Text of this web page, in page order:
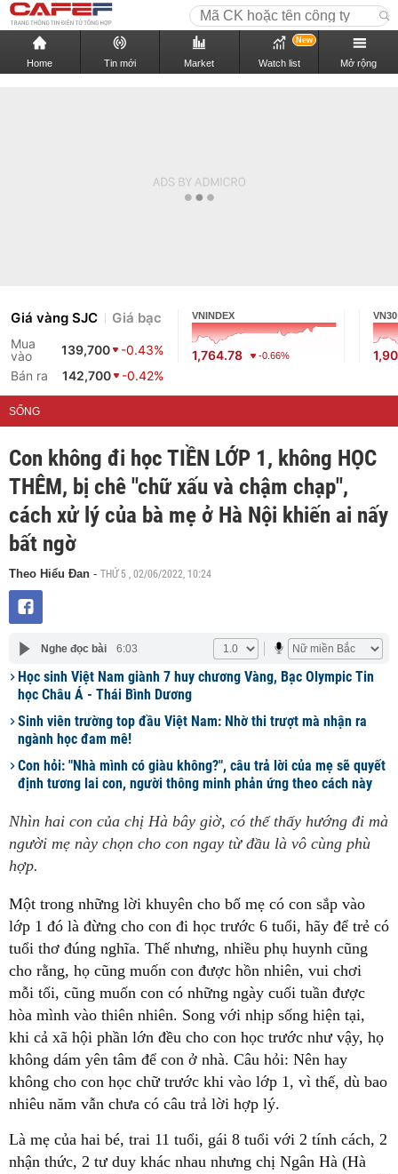
Home Tin mới Market Watch list
New
Mở rộng
Giá vàng SJC Giá bạc
Mua
vào
139,700
-0.43%
Bán ra
142,700 -0.42%
VNINDEX
1,764.78 -0.66%
VN30
SỐNG
Con không đi học TIỀN LỚP 1, không HỌC
THÊM, bị chê "chữ xấu và chậm chạp",
cách xử lý của bà mẹ ở Hà Nội khiến ai nấy
bất ngờ
Theo Hiểu Đan - THỨ 5 , 02/06/2022, 10:24
Nghe đọc bài 6:03
Học sinh Việt Nam giành 7 huy chương Vàng, Bạc Olympic Tin
học Châu Á - Thái Bình Dương
Sinh viên trường top đầu Việt Nam: Nhờ thi trượt mà nhận ra
ngành học đam mê!
Con hỏi: "Nhà mình có giàu không?", câu trả lời của mẹ sẽ quyết
định tương lai con, người thông minh phản ứng theo cách này
Nhìn hai con của chị Hà bây giờ, có thể thấy hướng đi mà
người mẹ này chọn cho con ngay từ đầu là vô cùng phù
hợp.
Một trong những lời khuyên cho bố mẹ có con sắp vào
lớp 1 đó là đừng cho con đi học trước 6 tuổi, hãy để trẻ có
tuổi thơ đúng nghĩa. Thế nhưng, nhiều phụ huynh cũng
cho rằng, họ cũng muốn con được hồn nhiên, vui chơi
mỗi tối, cũng muốn con có những ngày cuối tuần được
hòa mình vào thiên nhiên. Song với nhịp sống hiện tại,
khi cả xã hội phần lớn đều cho con học trước như vậy, họ
không dám yên tâm để con ở nhà. Câu hỏi: Nên hay
không cho con học chữ trước khi vào lớp 1, vì thế, dù bao
nhiêu năm vẫn chưa có câu trả lời hợp lý.
Là mẹ của hai bé, trai 11 tuổi, gái 8 tuổi với 2 tính cách, 2
nhận thức, 2 tư duy khác nhau nhưng chị Ngân Hà (Hà